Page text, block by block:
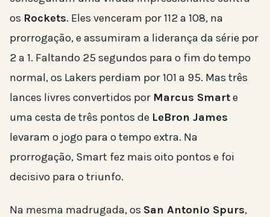
os Rockets. Eles venceram por 112 a 108, na
prorrogação, e assumiram a liderança da série por
2 a 1. Faltando 25 segundos para o fim do tempo
normal, os Lakers perdiam por 101 a 95. Mas três
lances livres convertidos por Marcus Smarte
uma cesta de três pontos de LeBron James
levaram o jogo para o tempo extra. Na
prorrogação, Smart fez mais oito pontos e foi
decisivo para o triunfo.
Na mesma madrugada, os San Antonio Spurs,